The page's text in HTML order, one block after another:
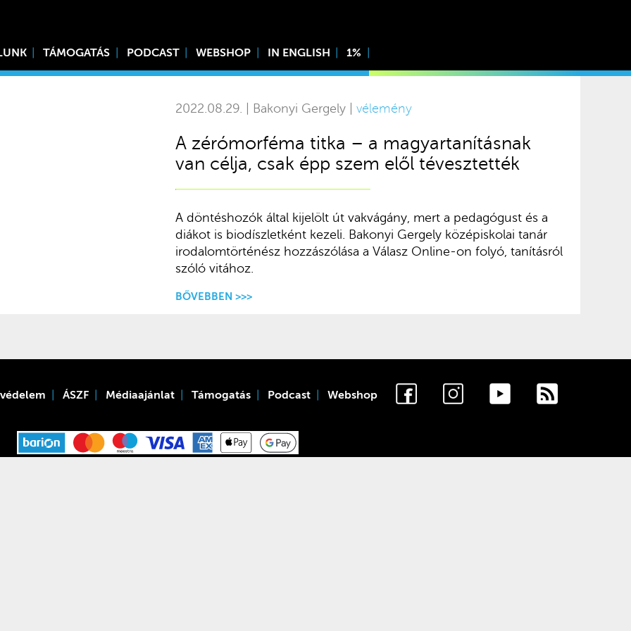
TÁMOGATÁS PODCAST WEBSHOP IN ENGLISH 1%
2022.08.29. | Bakonyi Gergely | vélemény
A zérómorféma titka – a magyartanításnak
van célja, csak épp szem elől tévesztették
A döntéshozók által kijelölt út vakvágány, mert a pedagógust és a
diákot is biodíszletként kezeli. Bakonyi Gergely középiskolai tanár
irodalomtörténész hozzászólása a Válasz Online-on folyó, tanításról
szóló vitához.
BŐVEBBEN >>>
ÁSZF Médiaajánlat Támogatás Podcast Webshop